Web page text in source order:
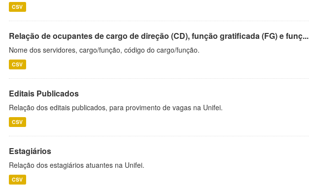
CSV
Relação de ocupantes de cargo de direção (CD), função gratificada (FG) e funç...
Nome dos servidores, cargo/função, código do cargo/função.
CSV
Editais Publicados
Relação dos editais publicados, para provimento de vagas na Unifei.
CSV
Estagiários
Relação dos estagiários atuantes na Unifei.
CSV